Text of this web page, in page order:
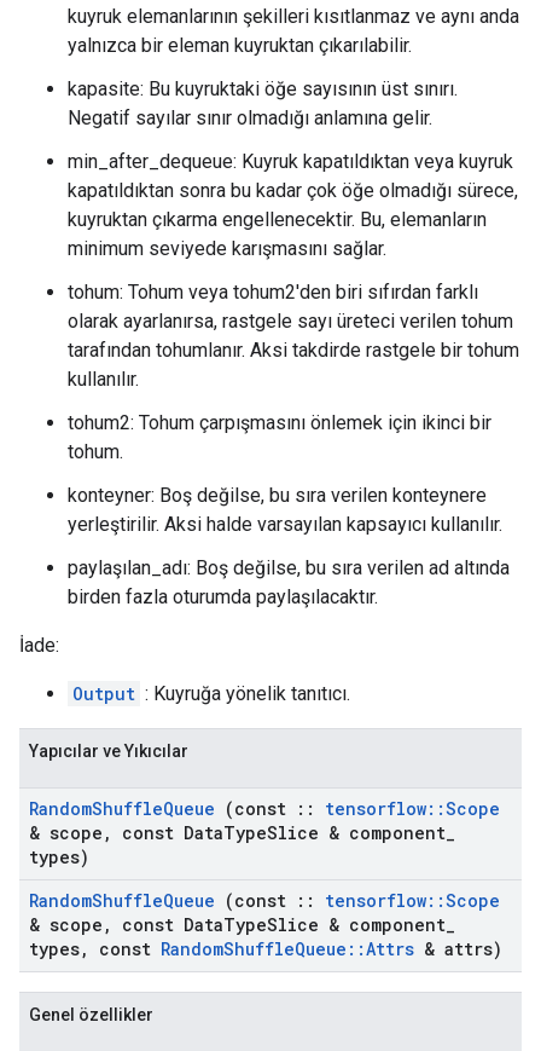
kuyruk elemanlarının şekilleri kısıtlanmaz ve aynı anda
yalnızca bir eleman kuyruktan çıkarılabilir.
kapasite: Bu kuyruktaki öğe sayısının üst sınırı.
Negatif sayılar sınır olmadığı anlamına gelir.
min_after_dequeue: Kuyruk kapatıldıktan veya kuyruk
kapatıldıktan sonra bu kadar çok öğe olmadığı sürece,
kuyruktan çıkarma engellenecektir. Bu, elemanların
minimum seviyede karışmasını sağlar.
tohum: Tohum veya tohum2'den biri sıfırdan farklı
olarak ayarlanırsa, rastgele sayı üreteci verilen tohum
tarafından tohumlanır. Aksi takdirde rastgele bir tohum
kullanılır.
tohum2: Tohum çarpışmasını önlemek için ikinci bir
tohum.
konteyner: Boş değilse, bu sıra verilen konteynere
yerleştirilir. Aksi halde varsayılan kapsayıcı kullanılır.
paylaşılan_adı: Boş değilse, bu sıra verilen ad altında
birden fazla oturumda paylaşılacaktır.
İade:
Output : Kuyruğa yönelik tanıtıcı.
Yapıcılar ve Yıkıcılar
RandomShuffleQueue (const :: tensorflow::Scope
& scope , const DataTypeSlice & component
types)
RandomShuffleQueue (const :: tensorflow::Scope
& scope , const DataTypeSlice & component
types, const RandomShuffleQueue ::Attrs & attrs)
Genel özellikler